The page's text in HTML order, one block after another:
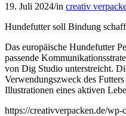
19. Juli 2024/in creativ
Hundefutter soll Bindung
Das europäische Hundefutter
passende
von Dig Studio unterstreicht.
Verwendungszweck des
Illustrationen eines aktiven
https://creativverpacken.de/